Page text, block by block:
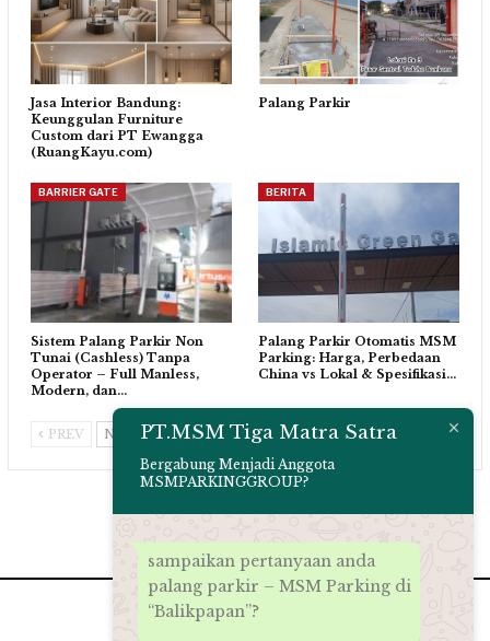
Jasa Interior Bandung:
Keunggulan Furniture
Custom dari PT Ewangga
(RuangKayu.com)
Palang Parkir
BARRIER GATE
Sistem Palang Parkir Non
Tunai (Cashless) Tanpa
Operator – Full Manless,
Modern, dan…
BERITA
Palang Parkir Otomatis MSM
Parking: Harga, Perbedaan
China vs Lokal & Spesifikasi…
PREV NEXTPT.MSM Tiga Matra Satra
Bergabung Menjadi Anggota
MSMPARKINGGROUP?
sampaikan pertanyaan anda
palang parkir – MSM Parking di
“Balikpapan”?